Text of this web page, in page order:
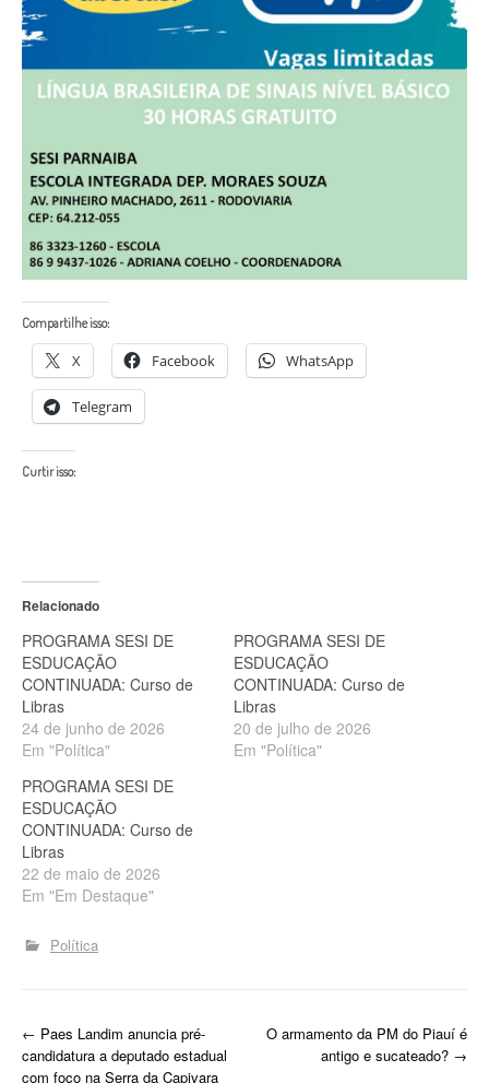
Compartilhe isso:
X Facebook WhatsApp
Telegram
Curtir isso:
Relacionado
PROGRAMA SESI DE
ESDUCAÇÃO
CONTINUADA: Curso de
Libras
24 de junho de 2026
Em "Política"
PROGRAMA SESI DE
ESDUCAÇÃO
CONTINUADA: Curso de
Libras
20 de julho de 2026
Em "Política"
PROGRAMA SESI DE
ESDUCAÇÃO
CONTINUADA: Curso de
Libras
22 de maio de 2026
Em "Em Destaque"
Política
P
← Paes Landim anuncia pré-
candidatura a deputado estadual
com foco na Serra da Capivara
O armamento da PM do Piauí é
antigo e sucateado? →